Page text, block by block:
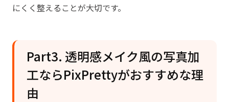
にくく整えることが大切です。
Part3. 透明感メイク風の写真加
工ならPixPrettyがおすすめな理
由